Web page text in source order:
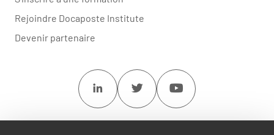
Rejoindre Docaposte Institute
Devenir partenaire
Linkedin Twitter Youtube